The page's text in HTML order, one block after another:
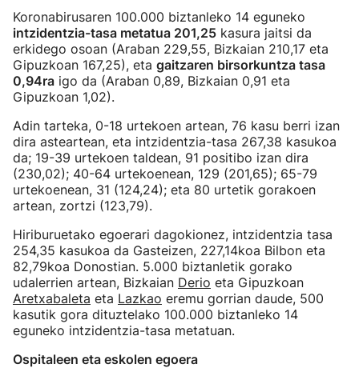
Koronabirusaren 100.000 biztanleko 14 eguneko
intzidentzia-tasa metatua 201,25 kasura jaitsi da
erkidego osoan (Araban 229,55, Bizkaian 210,17 eta
Gipuzkoan 167,25), eta gaitzaren birsorkuntza tasa
0,94ra igo da (Araban 0,89, Bizkaian 0,91 eta
Gipuzkoan 1,02).
Adin tarteka, 0-18 urtekoen artean, 76 kasu berri izan
dira asteartean, eta intzidentzia-tasa 267,38 kasukoa
da; 19-39 urtekoen taldean, 91 positibo izan dira
(230,02); 40-64 urtekoenean, 129 (201,65); 65-79
urtekoenean, 31 (124,24); eta 80 urtetik gorakoen
artean, zortzi (123,79).
Hiriburuetako egoerari dagokionez, intzidentzia tasa
254,35 kasukoa da Gasteizen, 227,14koa Bilbon eta
82,79koa Donostian. 5.000 biztanletik gorako
udalerrien artean, Bizkaian Derio eta Gipuzkoan
Aretxabaleta eta Lazkao eremu gorrian daude, 500
kasutik gora dituztelako 100.000 biztanleko 14
eguneko intzidentzia-tasa metatuan.
Ospitaleen eta eskolen egoera